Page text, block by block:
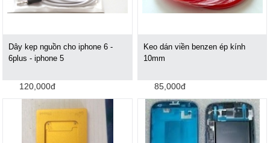
Dây kẹp nguồn cho iphone 6 -
6plus - iphone 5
120,000đ
Keo dán viền benzen ép kính
10mm
85,000đ